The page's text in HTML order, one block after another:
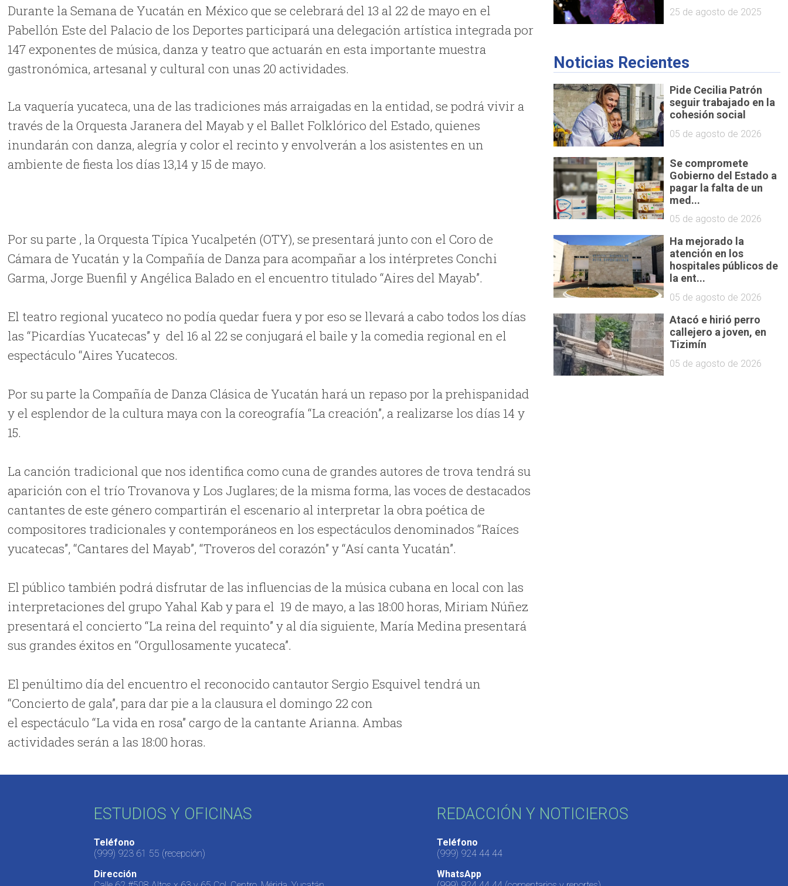
Durante la Semana de Yucatán en México que se celebrará del 13 al 22 de mayo en el
Pabellón Este del Palacio de los Deportes participará una delegación artística integrada por
147 exponentes de música, danza y teatro que actuarán en esta importante muestra
gastronómica, artesanal y cultural con unas 20 actividades.
La vaquería yucateca, una de las tradiciones más arraigadas en la entidad, se podrá vivir a
través de la Orquesta Jaranera del Mayab y el Ballet Folklórico del Estado, quienes
inundarán con danza, alegría y color el recinto y envolverán a los asistentes en un
ambiente de fiesta los días 13,14 y 15 de mayo.
Por su parte , la Orquesta Típica Yucalpetén (OTY), se presentará junto con el Coro de
Cámara de Yucatán y la Compañía de Danza para acompañar a los intérpretes Conchi
Garma, Jorge Buenfil y Angélica Balado en el encuentro titulado “Aires del Mayab”.
El teatro regional yucateco no podía quedar fuera y por eso se llevará a cabo todos los días
las “Picardías Yucatecas” y del 16 al 22 se conjugará el baile y la comedia regional en el
espectáculo “Aires Yucatecos.
Por su parte la Compañía de Danza Clásica de Yucatán hará un repaso por la prehispanidad
y el esplendor de la cultura maya con la coreografía “La creación”, a realizarse los días 14 y
15.
La canción tradicional que nos identifica como cuna de grandes autores de trova tendrá su
aparición con el trío Trovanova y Los Juglares; de la misma forma, las voces de destacados
cantantes de este género compartirán el escenario al interpretar la obra poética de
compositores tradicionales y contemporáneos en los espectáculos denominados “Raíces
yucatecas”, “Cantares del Mayab”, “Troveros del corazón” y “Así canta Yucatán”.
El público también podrá disfrutar de las influencias de la música cubana en local con las
interpretaciones del grupo Yahal Kab y para el 19 de mayo, a las 18:00 horas, Miriam Núñez
presentará el concierto “La reina del requinto” y al día siguiente, María Medina presentará
sus grandes éxitos en “Orgullosamente yucateca”.
El penúltimo día del encuentro el reconocido cantautor Sergio Esquivel tendrá un
“Concierto de gala”, para dar pie a la clausura el domingo 22 con
el espectáculo “La vida en rosa” cargo de la cantante Arianna. Ambas
actividades serán a las 18:00 horas.
25 de agosto de 2025
Noticias Recientes
Pide Cecilia Patrón
seguir trabajado en la
cohesión social
05 de agosto de 2026
Se compromete
Gobierno del Estado a
pagar la falta de un
med...
05 de agosto de 2026
Ha mejorado la
atención en los
hospitales públicos de
la ent...
05 de agosto de 2026
Atacó e hirió perro
callejero a joven, en
Tizimín
05 de agosto de 2026
ESTUDIOS Y OFICINAS
Teléfono
(999) 923 61 55 (recepción)
Dirección
REDACCIÓN Y NOTICIEROS
Teléfono
(999) 924 44 44
WhatsApp